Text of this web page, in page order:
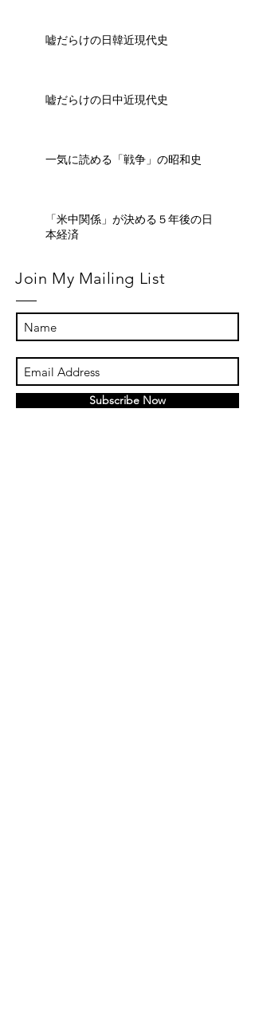
嘘だらけの日韓近現代史
嘘だらけの日中近現代史
一気に読める「戦争」の昭和史
「米中関係」が決める５年後の日
本経済
Join My Mailing List
Subscribe Now